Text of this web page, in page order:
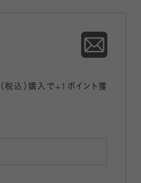
税込）購入で+1ポイント獲